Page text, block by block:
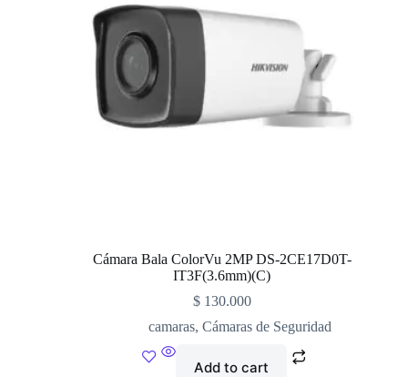
Cámara Bala ColorVu 2MP DS-2CE17D0T-
IT3F(3.6mm)(C)
$130.000
camaras,Cámaras de Seguridad
Add to cart